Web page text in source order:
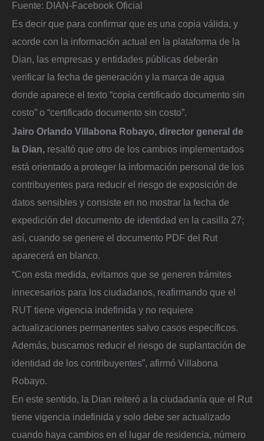
Fuente: DIAN-Facebook Oficial
Es decir que para confirmar que es una copia válida, y
acorde con la información actual en la plataforma de la
Dian, las empresas y entidades públicas deberán
verificar la fecha de generación y la marca de agua
donde aparece el texto “copia certificado documento sin
costo” o “certificado documento sin costo”.
Jairo Orlando Villabona Robayo, director general de
la Dian, resaltó que otro de los cambios implementados
está orientado a proteger la información personal de los
contribuyentes para reducir el riesgo de exposición de
datos sensibles y consiste en no mostrar la fecha de
expedición del documento de identidad en la casilla 27;
así, cuando se genere el documento PDF del Rut
aparecerá en blanco.
“Con esta medida, evitamos que se generen trámites
innecesarios para los ciudadanos, reafirmando que el
RUT tiene vigencia indefinida y no requiere
actualizaciones permanentes salvo casos específicos.
Además, buscamos reducir el riesgo de suplantación de
identidad de los contribuyentes”, afirmó Villabona
Robayo.
En este sentido, la Dian reiteró a la ciudadanía que el Rut
tiene vigencia indefinida y solo debe ser actualizado
cuando haya cambios en el lugar de residencia, número